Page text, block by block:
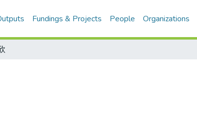
Fundings & Projects People Organizations